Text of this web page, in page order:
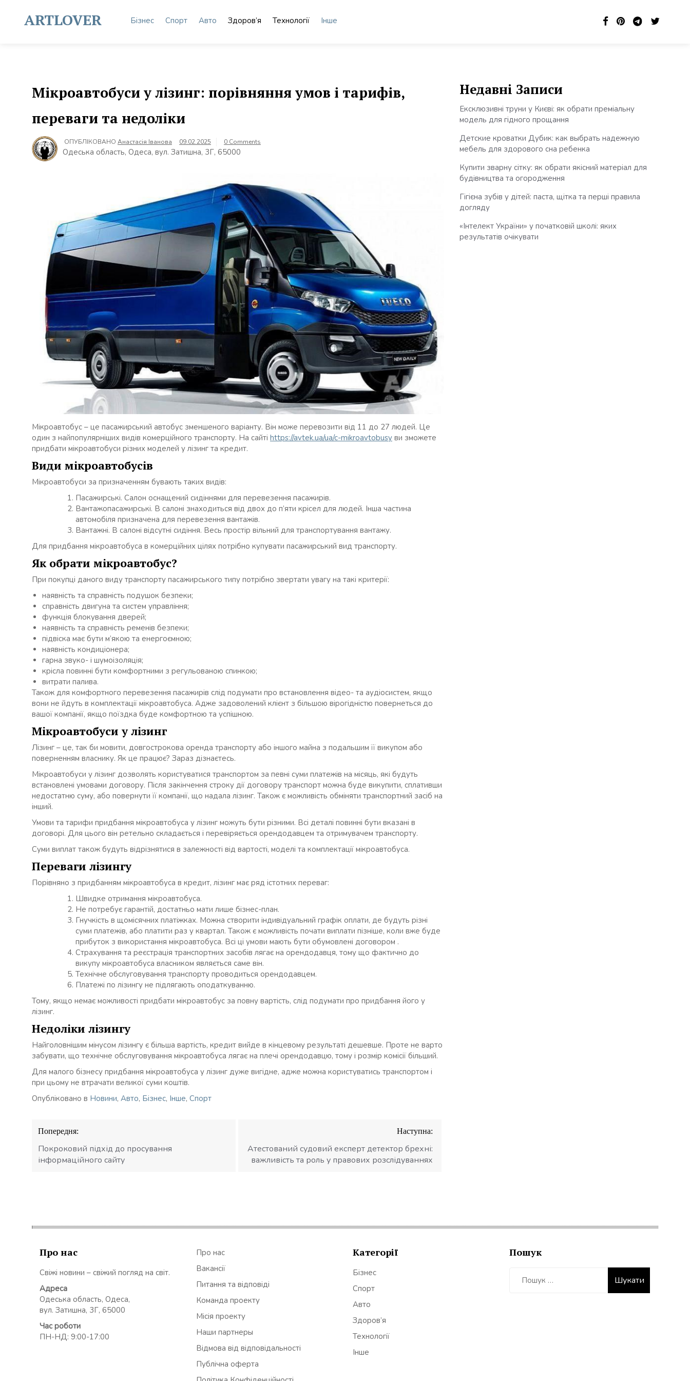
contentARTLOVER Бізнес Спорт Авто Здоров’я Технології Інше
Мікроавтобуси у лізинг: порівняння умов і тарифів,
переваги та недоліки
ОПУБЛІКОВАНО Анастасія Іванова 09.02.2025 0 Comments
Одеська область, Одеса, вул. Затишна, 3Г, 65000
Мікроавтобус – це пасажирський автобус зменшеного варіанту. Він може перевозити від 11 до 27 людей. Це
один з найпопулярніших видів комерційного транспорту. На сайті https://avtek.ua/ua/c-mikroavtobusy ви зможете
придбати мікроавтобуси різних моделей у лізинг та кредит.
Види мікроавтобусів
Мікроавтобуси за призначенням бувають таких видів:
Пасажирські. Салон оснащений сидіннями для перевезення пасажирів.
Вантажопасажирські. В салоні знаходиться від двох до п’яти крісел для людей. Інша частина
автомобіля призначена для перевезення вантажів.
Вантажні. В салоні відсутні сидіння. Весь простір вільний для транспортування вантажу.
Для придбання мікроавтобуса в комерційних цілях потрібно купувати пасажирський вид транспорту.
Як обрати мікроавтобус?
При покупці даного виду транспорту пасажирського типу потрібно звертати увагу на такі критерії:
наявність та справність подушок безпеки;
справність двигуна та систем управління;
функція блокування дверей;
наявність та справність ременів безпеки;
підвіска має бути м’якою та енергоємною;
наявність кондиціонера;
гарна звуко- і шумоізоляція;
крісла повинні бути комфортними з регульованою спинкою;
витрати палива.
Також для комфортного перевезення пасажирів слід подумати про встановлення відео- та аудіосистем, якщо
вони не йдуть в комплектації мікроавтобуса. Адже задоволений клієнт з більшою вірогідністю повернеться до
вашої компанії, якщо поїздка буде комфортною та успішною.
Мікроавтобуси у лізинг
Лізинг – це, так би мовити, довгострокова оренда транспорту або іншого майна з подальшим її викупом або
поверненням власнику. Як це працює? Зараз дізнаєтесь.
Мікроавтобуси у лізинг дозволять користуватися транспортом за певні суми платежів на місяць, які будуть
встановлені умовами договору. Після закінчення строку дії договору транспорт можна буде викупити, сплативши
недостатню суму, або повернути її компанії, що надала лізинг. Також є можливість обміняти транспортний засіб на
інший.
Умови та тарифи придбання мікроавтобуса у лізинг можуть бути різними. Всі деталі повинні бути вказані в
договорі. Для цього він ретельно складається і перевіряється орендодавцем та отримувачем транспорту.
Суми виплат також будуть відрізнятися в залежності від вартості, моделі та комплектації мікроавтобуса.
Переваги лізингу
Порівняно з придбанням мікроавтобуса в кредит, лізинг має ряд істотних переваг:
Швидке отримання мікроавтобуса.
Не потребує гарантій, достатньо мати лише бізнес-план.
Гнучкість в щомісячних платіжках. Можна створити індивідуальний графік оплати, де будуть різні
суми платежів, або платити раз у квартал. Також є можливість почати виплати пізніше, коли вже буде
прибуток з використання мікроавтобуса. Всі ці умови мають бути обумовлені договором .
Страхування та реєстрація транспортних засобів лягає на орендодавця, тому що фактично до
викупу мікроавтобуса власником являється саме він.
Технічне обслуговування транспорту проводиться орендодавцем.
Платежі по лізингу не підлягають оподаткуванню.
Тому, якщо немає можливості придбати мікроавтобус за повну вартість, слід подумати про придбання його у
лізинг.
Недоліки лізингу
Найголовнішим мінусом лізингу є більша вартість, кредит вийде в кінцевому результаті дешевше. Проте не варто
забувати, що технічне обслуговування мікроавтобуса лягає на плечі орендодавцю, тому і розмір комісії більший.
Для малого бізнесу придбання мікроавтобуса у лізинг дуже вигідне, адже можна користуватись транспортом і
при цьому не втрачати великої суми коштів.
Опубліковано в Новини, Авто, Бізнес, Інше, Спорт
Навігація
записів
Попередня:
Покроковий підхід до просування
інформаційного сайту
Наступна:
Атестований судовий експерт детектор брехні:
важливість та роль у правових розслідуваннях
Недавні Записи
Ексклюзивні труни у Києві: як обрати преміальну
модель для гідного прощання
Детские кроватки Дубик: как выбрать надежную
мебель для здорового сна ребенка
Купити зварну сітку: як обрати якісний матеріал для
будівництва та огородження
Гігієна зубів у дітей: паста, щітка та перші правила
догляду
«Інтелект України» у початковій школі: яких
результатів очікувати
Про нас
Свіжі новини – свіжий погляд на світ.
Адреса
Одеська область, Одеса,
вул. Затишна, 3Г, 65000
Час роботи
ПН-НД: 9:00-17:00
Про нас
Вакансії
Питання та відповіді
Команда проекту
Місія проекту
Наши партнеры
Відмова від відповідальності
Публічна оферта
Категорії
Бізнес
Спорт
Авто
Здоров’я
Технології
Інше
Пошук